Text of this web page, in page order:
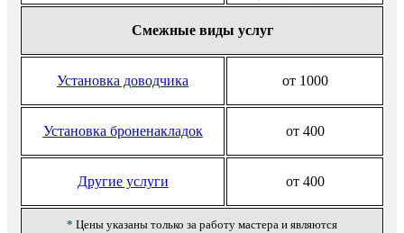
Смежные виды услуг
Установка доводчика от 1000
Установка броненакладок от 400
Другие услуги от 400
* Цены указаны только за работу мастера и являются